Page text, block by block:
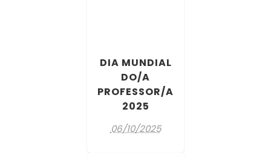
DIA MUNDIAL
DO/A
PROFESSOR/A
2025
06/10/2025